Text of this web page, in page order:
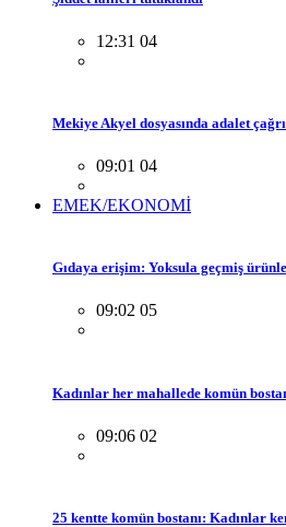
12:31 04
Mekiye Akyel dosyasında adalet
09:01 04
EMEK/EKONOMİ
Gıdaya erişim: Yoksula geçmiş
09:02 05
Kadınlar her mahallede komün
09:06 02
25 kentte komün bostanı: Kadınlar